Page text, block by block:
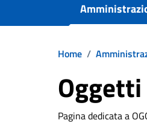
Home /
Pagina dedicata a